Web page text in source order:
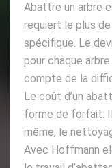
Abattre un arbre
requiert le plus
spécifique. Le
pour chaque
compte de la
Le coût d’un
forme de forfait.
même, le
Avec Hoffmann